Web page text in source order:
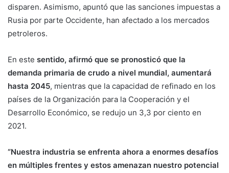
disparen. Asimismo, apuntó que las sanciones impuestas a
Rusia por parte Occidente, han afectado a los mercados
petroleros.
En este sentido, afirmó que se pronosticó que la
demanda primaria de crudo a nivel mundial, aumentará
hasta 2045, mientras que la capacidad de refinado en los
países de la Organización para la Cooperación y el
Desarrollo Económico, se redujo un 3,3 por ciento en
2021.
“Nuestra industria se enfrenta ahora a enormes desafíos
en múltiples frentes y estos amenazan nuestro potencial